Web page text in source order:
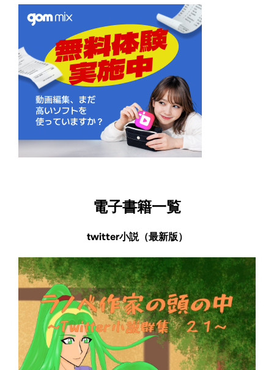
電子書籍一覧
twitter小説（最新版）